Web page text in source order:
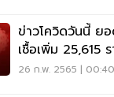
ข่าวโควิดวันนี้ ย
เชื้อเพิ่ม 25,615
คน
26 ก.พ. 2565 |